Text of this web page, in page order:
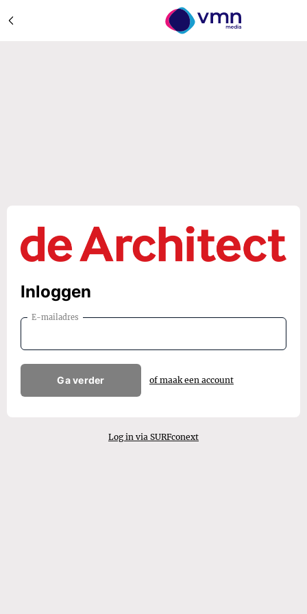
Inloggen
E-mailadres
Ga verder of maak een account
Log in via SURFconext